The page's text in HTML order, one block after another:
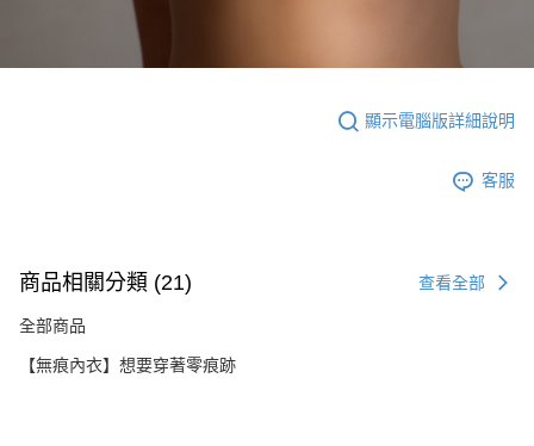
顯示電腦版詳細說明
客服
商品相關分類 (21) 查看全部
全部商品
【無痕內衣】想要穿著零痕跡